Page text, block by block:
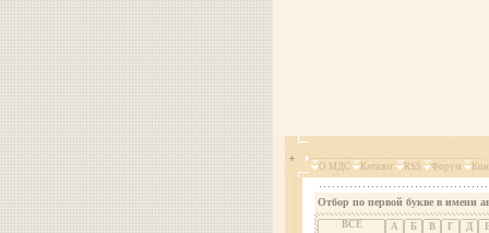
О МДС Каталог RSS Форум
Отбор по первой букве в имени
ВСЕ А Б В Г Д